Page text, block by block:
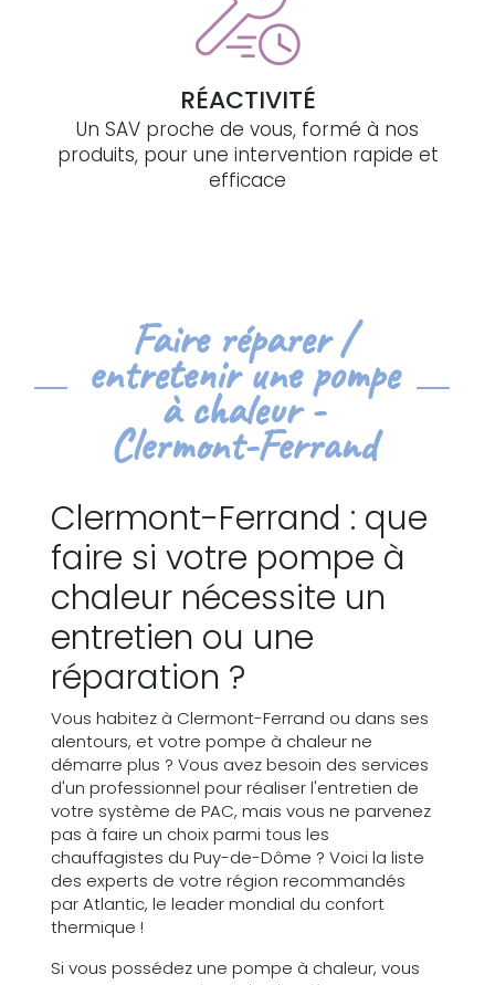
RÉACTIVITÉ
Un SAV proche de vous, formé à nos
produits, pour une intervention rapide et
efficace
Faire réparer /
entretenir une pompe
à chaleur -
Clermont-Ferrand
Clermont-Ferrand : que
faire si votre pompe à
chaleur nécessite un
entretien ou une
réparation ?
Vous habitez à Clermont-Ferrand ou dans ses
alentours, et votre pompe à chaleur ne
démarre plus ? Vous avez besoin des services
d'un professionnel pour réaliser l'entretien de
votre système de PAC, mais vous ne parvenez
pas à faire un choix parmi tous les
chauffagistes du Puy-de-Dôme ? Voici la liste
des experts de votre région recommandés
par Atlantic, le leader mondial du confort
thermique !
Si vous possédez une pompe à chaleur, vous